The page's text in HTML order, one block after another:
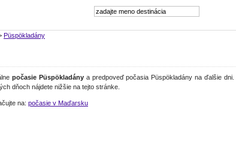
Püspökladány
počasie Püspökladánya predpoveď počasia Püspökladány na ďalšie
dňoch nájdete nižšie na tejto stránke.
na: počasie v Maďarsku